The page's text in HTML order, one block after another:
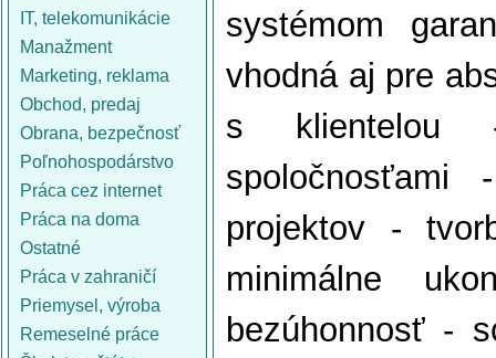
IT, telekomunikácie
Manažment
Marketing, reklama
Obchod, predaj
Obrana, bezpečnosť
Poľnohospodárstvo
Práca cez internet
Práca na doma
Ostatné
Práca v zahraničí
Priemysel, výroba
Remeselné práce
systémom
vhodná aj pre
s klientelou
projektov -
minimálne
bezúhonnosť -